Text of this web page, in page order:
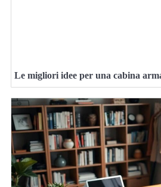
Le migliori idee per una cabina